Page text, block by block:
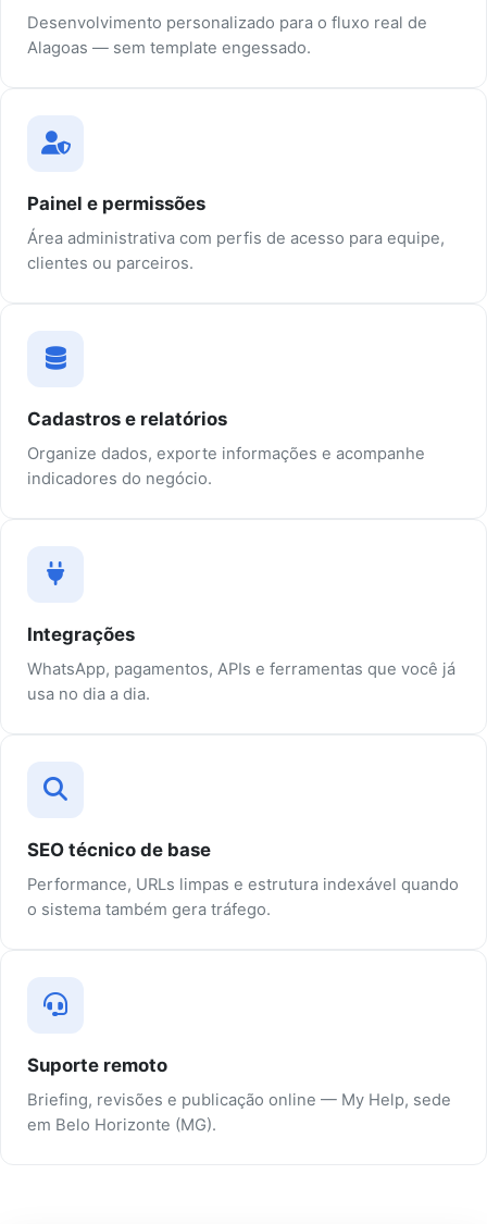
Desenvolvimento personalizado para o fluxo real de
Alagoas — sem template engessado.
Painel e permissões
Área administrativa com perfis de acesso para equipe,
clientes ou parceiros.
Cadastros e relatórios
Organize dados, exporte informações e acompanhe
indicadores do negócio.
Integrações
WhatsApp, pagamentos, APIs e ferramentas que você já
usa no dia a dia.
SEO técnico de base
Performance, URLs limpas e estrutura indexável quando
o sistema também gera tráfego.
Suporte remoto
Briefing, revisões e publicação online — My Help, sede
em Belo Horizonte (MG).